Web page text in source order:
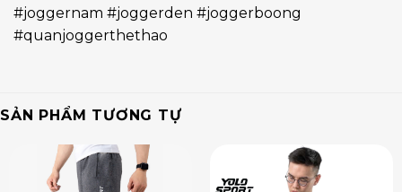
#joggernam #joggerden #joggerboong
#quanjoggerthethao
SẢN PHẨM TƯƠNG TỰ